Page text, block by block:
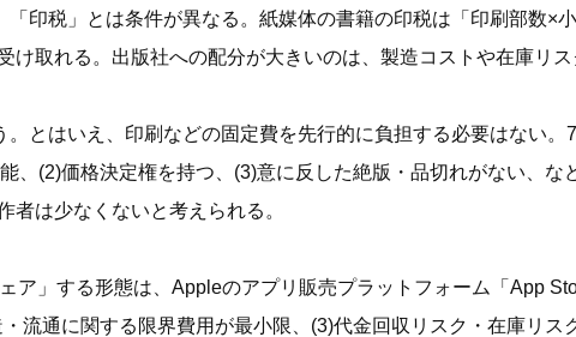
印税」とは条件が異なる。紙媒体の書籍の印税は「印刷部数×
取れる。出版社への配分が大きいのは、製造コストや在庫リス
とはいえ、印刷などの固定費を先行的に負担する必要はない。
、(2)価格決定権を持つ、(3)意に反した絶版・品切れがない、な
は少なくないと考えられる。
ア」する形態は、Appleのアプリ販売プラットフォーム「App
流通に関する限界費用が最小限、(3)代金回収リスク・在庫リス